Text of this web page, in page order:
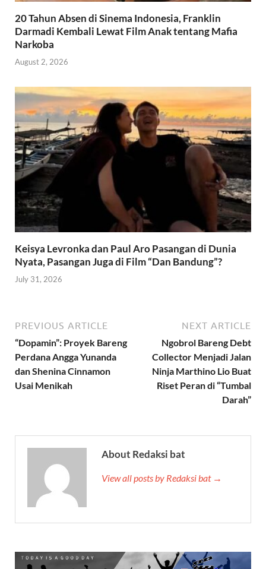
20 Tahun Absen di Sinema Indonesia, Franklin
Darmadi Kembali Lewat Film Anak tentang Mafia
Narkoba
August 2, 2026
Keisya Levronka dan Paul Aro Pasangan di Dunia
Nyata, Pasangan Juga di Film “Dan Bandung”?
July 31, 2026
PREVIOUS ARTICLE
“Dopamin”: Proyek Bareng
Perdana Angga Yunanda
dan Shenina Cinnamon
Usai Menikah
NEXT ARTICLE
Ngobrol Bareng Debt
Collector Menjadi Jalan
Ninja Marthino Lio Buat
Riset Peran di “Tumbal
Darah”
About Redaksi bat
View all posts by Redaksi bat →